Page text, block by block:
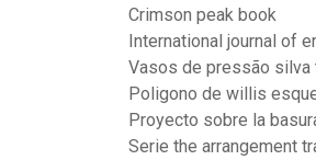
Crimson peak book
International journal of
Vasos de pressão
Poligono de willis
Proyecto sobre la
Serie the arrangement